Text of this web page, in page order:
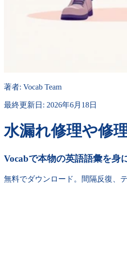
著者: Vocab Team
最終更新日 : 2026年6月18日
水漏れ修理や修
Vocabで本物の英語語彙を身
無料でダウンロード。間隔反復、